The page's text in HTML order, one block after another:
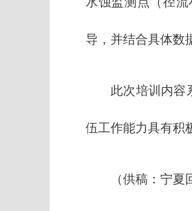
导，并结合具体数
此次培训内容
伍工作能力具有积
（供稿：宁夏